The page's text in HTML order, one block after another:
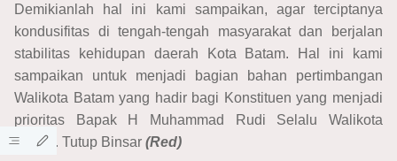
Demikianlah hal ini kami sampaikan, agar terciptanya
kondusifitas di tengah-tengah masyarakat dan berjalan
stabilitas kehidupan daerah Kota Batam. Hal ini kami
sampaikan untuk menjadi bagian bahan pertimbangan
Walikota Batam yang hadir bagi Konstituen yang menjadi
prioritas Bapak H Muhammad Rudi Selalu Walikota
Batam. Tutup Binsar (Red)